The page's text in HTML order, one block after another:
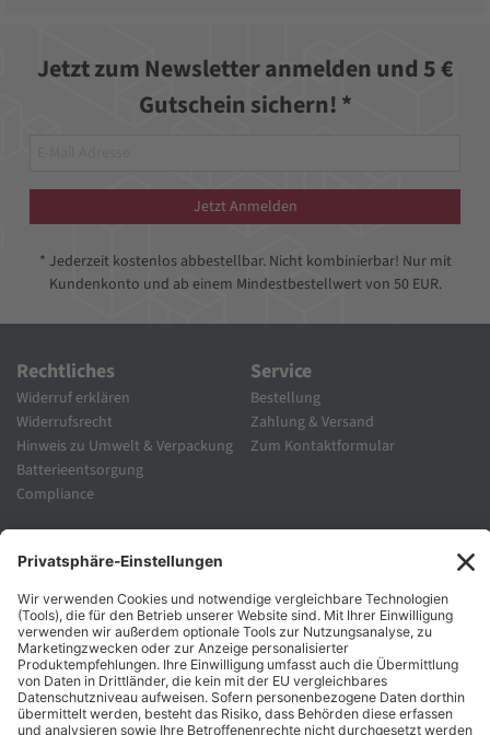
Jetzt zum Newsletter anmelden und 5 €
Gutschein sichern! *
Jetzt Anmelden
* Jederzeit kostenlos abbestellbar. Nicht kombinierbar! Nur mit
Kundenkonto und ab einem Mindestbestellwert von 50 EUR.
Rechtliches
Widerruf erklären
Widerrufsrecht
Hinweis zu Umwelt & Verpackung
Batterieentsorgung
Compliance
Service
Bestellung
Zahlung & Versand
Zum Kontaktformular
Unternehmen
Karriere
Zahlungsarten